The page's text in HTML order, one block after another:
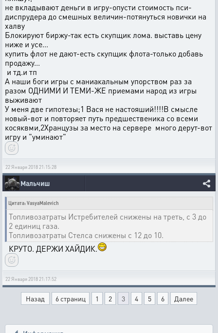
не вкладывают деньги в игру-опусти стоимость пси-
диспрудера до смешных величин-потянуться новички на
халву
Блокируют биржу-так есть скупщик лома. выставь цену
ниже и усе...
купить флот не дают-есть скупщик флота-только добавь
продажу...
и тд.и тп
А наши боги игры с маниакальным упорством раз за
разом ОДНИМИ И ТЕМИ-ЖЕ приемами народ из игры
выживают
У меня две гипотезы;1 Вася не настояший!!!!В смысле
новый-вот и повторяет путь предшественика со всеми
косяквми,2Хранцузы за место на сервере много дерут-вот
игру и "уминают"
22 Января 2018 21:15:28
Мальчиш
Цитата: VasyaMalevich
Топливозатраты Истребителей снижены на треть, с 3 до
2 единиц газа.
Топливозатраты Стелса снижены с 12 до 10.
КРУТО. ДЕРЖИ ХАЙДИК.
22 Января 2018 21:17:52
Назад 6 страниц 1 2 3 4 5 6 Далее